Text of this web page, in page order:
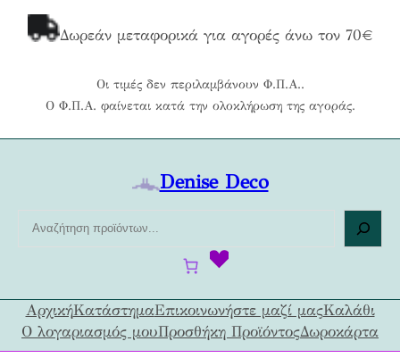
Δωρεάν μεταφορικά για αγορές άνω τον 70€
Οι τιμές δεν περιλαμβάνουν Φ.Π.Α..
Ο Φ.Π.Α. φαίνεται κατά την ολοκλήρωση της αγοράς.
Denise Deco
ή
τ
η
ΑρχικήΚατάστημαΕπικοινωνήστε μαζί μαςΚαλάθι
Ο λογαριασμός μουΠροσθήκη ΠροϊόντοςΔωροκάρτα